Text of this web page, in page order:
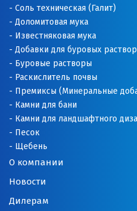
О компании
Новости
Дилерам
Соль техническая (Галит)
Доломитовая мука
Известняковая мука
Добавки для буровых
Буровые растворы
Раскислитель почвы
Премиксы (Минеральные
Камни для бани
Камни для ландшафтного
Песок
Щебень